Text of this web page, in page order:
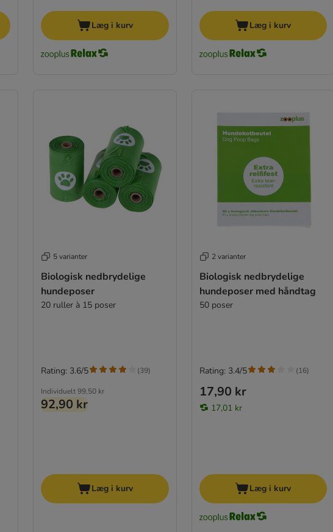
Læg i kurv Læg i kurv
5 varianter
Biologisk nedbrydelige
hundeposer
20 ruller à 15 poser
Individuelt99,50 kr
92,90 kr
Rating: 3.6/5 (39)
Læg i kurv
2 varianter
Biologisk nedbrydelige
hundeposer med håndtag
50 poser
17,90 kr
17,01 kr
Rating: 3.4/5 (16)
Læg i kurv